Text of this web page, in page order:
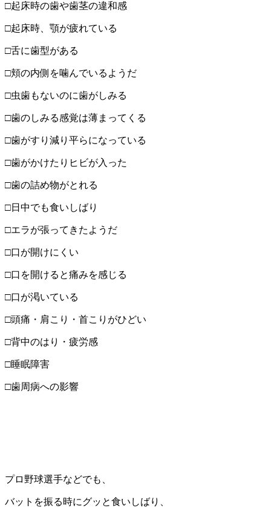
□起床時の歯や歯茎の違和感
□起床時、顎が疲れている
□舌に歯型がある
□頬の内側を噛んでいるようだ
□虫歯もないのに歯がしみる
□歯のしみる感覚は薄まってくる
□歯がすり減り平らになっている
□歯がかけたりヒビが入った
□歯の詰め物がとれる
□日中でも食いしばり
□エラが張ってきたようだ
□口が開けにくい
□口を開けると痛みを感じる
□口が渇いている
□頭痛・肩こり・首こりがひどい
□背中のはり・疲労感
□睡眠障害
□歯周病への影響
プロ野球選手などでも、
バットを振る時にグッと食いしばり、